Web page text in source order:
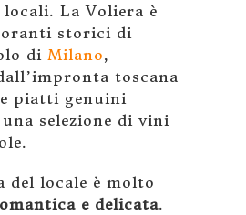
La Voliera è
storici di
di Milano,
toscana
piatti genuini
selezione di vini
del locale è molto
e delicata.